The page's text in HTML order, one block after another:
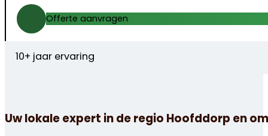
Uw lokale expert in de regio Hoofddorp en
Offerte aanvragen
10+ jaar ervaring